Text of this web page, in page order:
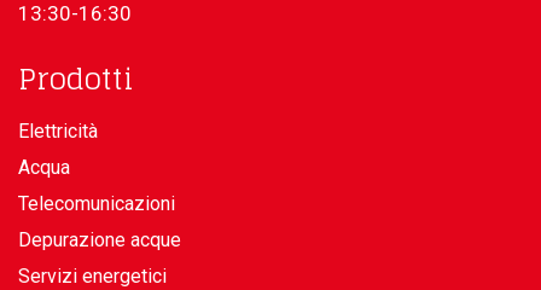
13:30-16:30
Prodotti
Elettricità
Acqua
Telecomunicazioni
Depurazione acque
Servizi energetici